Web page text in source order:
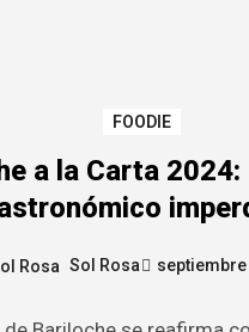
FOODIE
a la Carta 2024:
Sol Rosa septiembre